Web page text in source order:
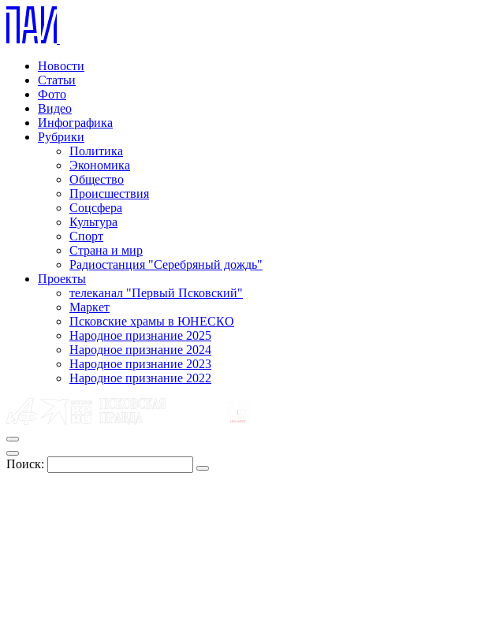
Новости
Статьи
Фото
Видео
Инфографика
Рубрики
Политика
Экономика
Общество
Происшествия
Соцсфера
Культура
Спорт
Страна и мир
Радиостанция "Серебряный дождь"
Проекты
телеканал "Первый Псковский"
Маркет
Псковские храмы в ЮНЕСКО
Народное признание 2025
Народное признание 2024
Народное признание 2023
Народное признание 2022
Поиск: